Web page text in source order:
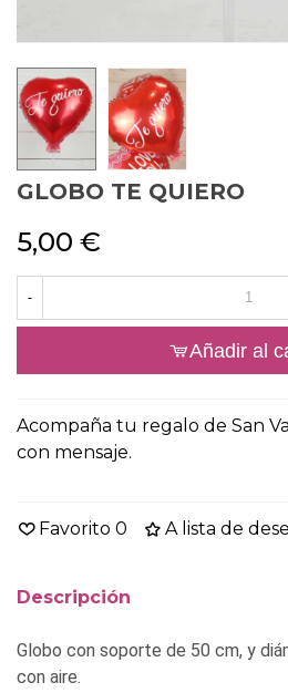
GLOBO TE QUIERO
5,00 €
-
Añadir al
Acompaña tu regalo de San
con mensaje.
Favorito 0 A lista de
Descripción
Globo con soporte de 50 cm, y
con aire.